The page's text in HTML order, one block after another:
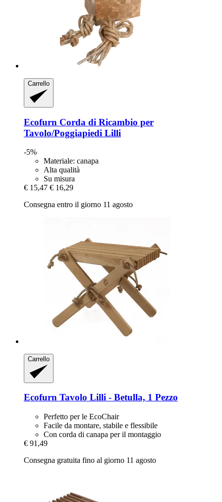
Carrello
Ecofurn Corda di Ricambio per
Tavolo/Poggiapiedi Lilli
-5%
Materiale: canapa
Alta qualità
Su misura
€ 15,47 € 16,29
Consegna entro il giorno 11 agosto
Carrello
Ecofurn Tavolo Lilli -​ Betulla, 1 Pezzo
Perfetto per le EcoChair
Facile da montare, stabile e flessibile
Con corda di canapa per il montaggio
€ 91,49
Consegna gratuita fino al giorno 11 agosto